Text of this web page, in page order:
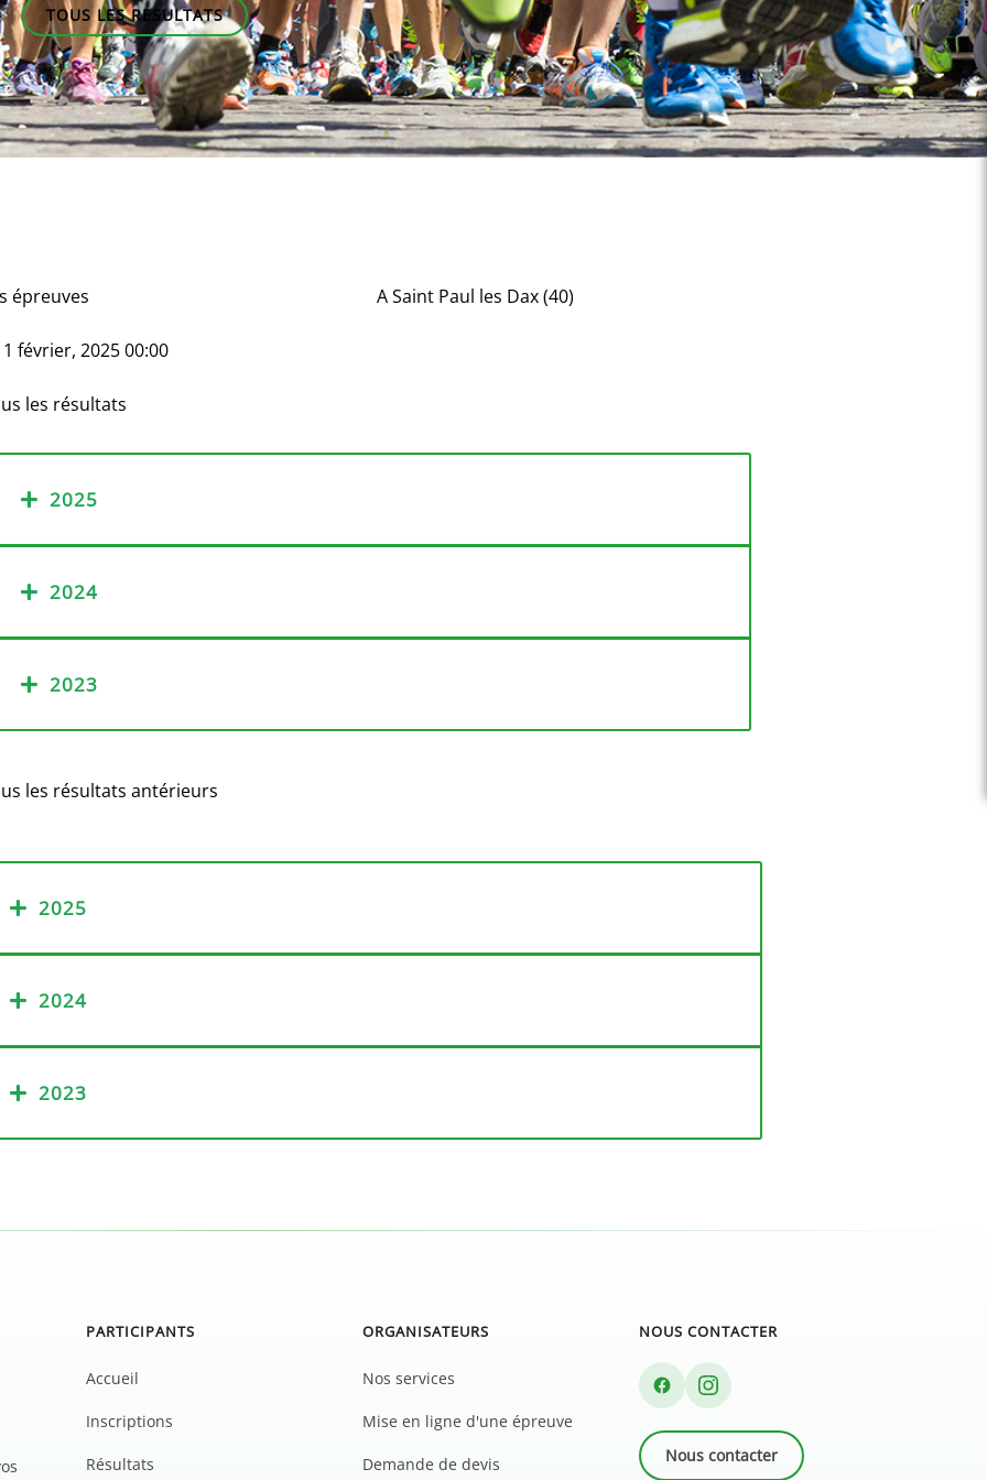
TOUS LES RESULTATS
épreuves
1 février, 2025 00:00
ASaint Paul les Dax (40)
les résultats
2025
2024
2023
les résultats antérieurs
2025
2024
2023
PARTICIPANTS
Accueil
Inscriptions
Résultats
ORGANISATEURS
Nos services
Mise en ligne d'une épreuve
Demande de devis
NOUS CONTACTER
Nous contacter